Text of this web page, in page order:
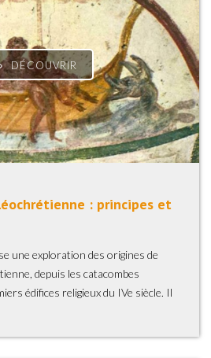
DÉCOUVRIR
: principes et
une exploration des origines de
depuis les catacombes
édifices religieux du IVe siècle. Il